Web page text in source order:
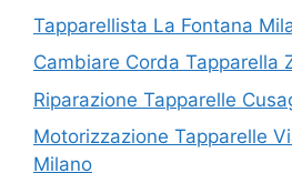
Tapparellista La Fontana
Cambiare Corda Tapparella
Riparazione Tapparelle
Motorizzazione Tapparelle
Milano